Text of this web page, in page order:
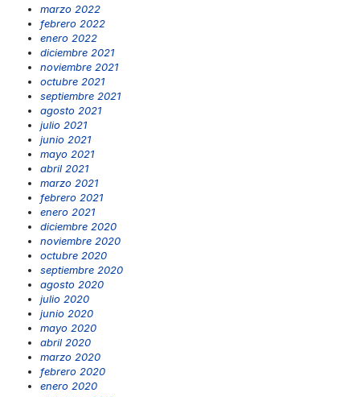
marzo 2022
febrero 2022
enero 2022
diciembre 2021
noviembre 2021
octubre 2021
septiembre 2021
agosto 2021
julio 2021
junio 2021
mayo 2021
abril 2021
marzo 2021
febrero 2021
enero 2021
diciembre 2020
noviembre 2020
octubre 2020
septiembre 2020
agosto 2020
julio 2020
junio 2020
mayo 2020
abril 2020
marzo 2020
febrero 2020
enero 2020